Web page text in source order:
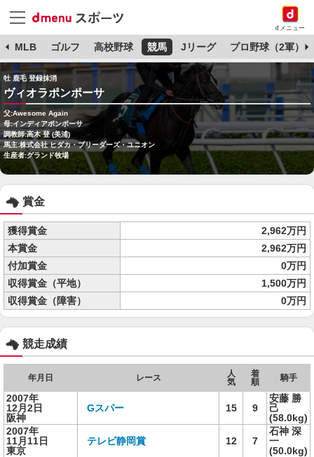
dメニュー
MLB ゴルフ 高校野球 競馬 Jリーグ プロ野球（2軍）
牡 鹿毛 登録抹消
ヴィオラポンポーサ
父:Awesome Again
母:インディアポンポーサ
調教師:高木 登 (美浦)
馬主:株式会社 ヒダカ・ブリーダーズ・ユニオン
生産者:グランド牧場
賞金
獲得賞金
2,962万円
本賞金
2,962万円
付加賞金
0万円
収得賞金（平地）
1,500万円
収得賞金（障害）
0万円
競走成績
年月日 レース
人
気
着
順
騎手
2007年
12月2日
阪神
Gスパー 15 9
安藤 勝
己
(58.0kg)
2007年
11月11日
東京
テレビ静岡賞 12 7
石神 深
一
(50.0kg)